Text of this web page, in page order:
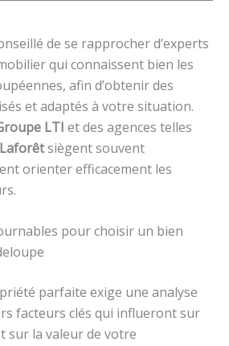
de se rapprocher d’experts
qui connaissent bien les
afin d’obtenir des
et adaptés à votre situation.
LTI et des agences telles
Laforêtsiègent souvent
orienter efficacement les
pour choisir un bien
parfaite exige une analyse
facteurs clés qui influeront sur
sur la valeur de votre